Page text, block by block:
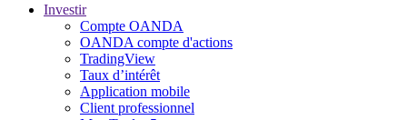
Investir
Compte OANDA
OANDA compte d'actions
TradingView
Taux d’intérêt
Application mobile
Client professionnel